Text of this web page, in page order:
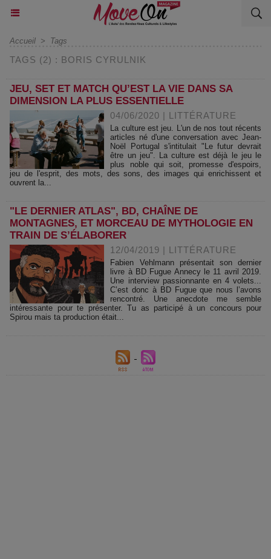
Accueil > Tags
TAGS (2) : BORIS CYRULNIK
JEU, SET ET MATCH QU’EST LA VIE DANS SA
DIMENSION LA PLUS ESSENTIELLE
04/06/2020 | LITTÉRATURE
La culture est jeu. L'un de nos tout récents
articles né d'une conversation avec Jean-
Noël Portugal s'intitulait "Le futur devrait
être un jeu". La culture est déjà le jeu le
plus noble qui soit, promesse d'espoirs,
jeu de l'esprit, des mots, des sons, des images qui enrichissent et
ouvrent la...
"LE DERNIER ATLAS", BD, CHAÎNE DE
MONTAGNES, ET MORCEAU DE MYTHOLOGIE EN
TRAIN DE S’ÉLABORER
12/04/2019 | LITTÉRATURE
Fabien Vehlmann présentait son dernier
livre à BD Fugue Annecy le 11 avril 2019.
Une interview passionnante en 4 volets...
C’est donc à BD Fugue que nous l’avons
rencontré. Une anecdote me semble
intéressante pour te présenter. Tu as participé à un concours pour
Spirou mais ta production était...